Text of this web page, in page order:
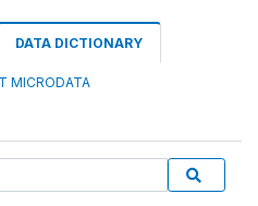
DATA DICTIONARY
MICRODATA